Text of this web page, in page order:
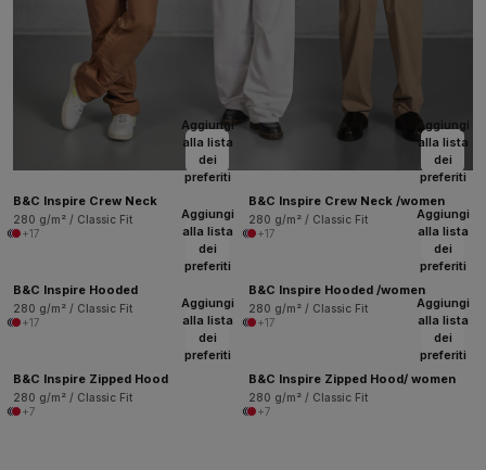
Aggiungi
alla lista
dei
preferiti
B&C Inspire Crew Neck
280 g/m² / Classic Fit
+17
Aggiungi
alla lista
dei
preferiti
B&C Inspire Crew Neck /women
280 g/m² / Classic Fit
+17
Aggiungi
alla lista
dei
preferiti
B&C Inspire Hooded
280 g/m² / Classic Fit
+17
Aggiungi
alla lista
dei
preferiti
B&C Inspire Hooded /women
280 g/m² / Classic Fit
+17
Aggiungi
alla lista
dei
preferiti
B&C Inspire Zipped Hood
280 g/m² / Classic Fit
+7
Aggiungi
alla lista
dei
preferiti
B&C Inspire Zipped Hood/ women
280 g/m² / Classic Fit
+7